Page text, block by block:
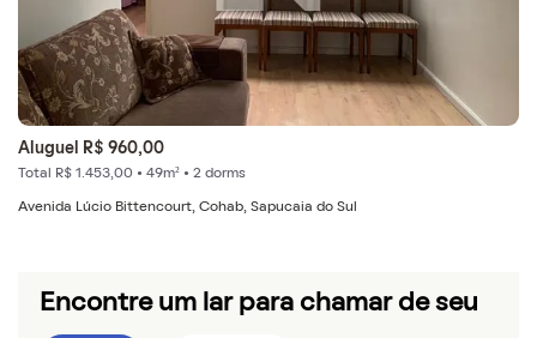
Encontre um lar para chamar de seu
Aluguel R$ 960,00
Total R$ 1.453,00 • 49m² • 2 dorms
Avenida Lúcio Bittencourt, Cohab, Sapucaia do Sul